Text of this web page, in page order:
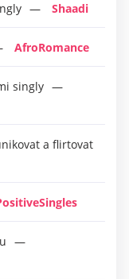
Shaadi
AfroRomance
singly
a flirtovat